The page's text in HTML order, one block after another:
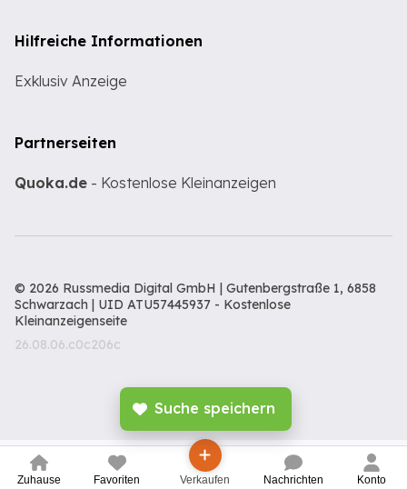
Suche speichern
Zuhause Favoriten Verkaufen Nachrichten Konto
Hilfreiche Informationen
Exklusiv Anzeige
Partnerseiten
Quoka.de - Kostenlose Kleinanzeigen
© 2026 Russmedia Digital GmbH | Gutenbergstraße 1, 6858
Schwarzach | UID ATU57445937 - Kostenlose
Kleinanzeigenseite
26.08.06.c0c206c